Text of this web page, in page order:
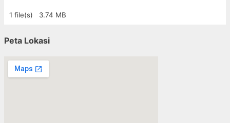
1 file(s) 3.74 MB
Peta Lokasi